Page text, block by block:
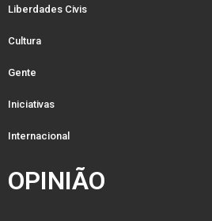
Liberdades Civis
Cultura
Gente
Iniciativas
Internacional
OPINIÃO